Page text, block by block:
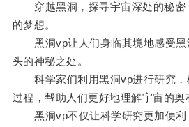
穿越黑洞，探寻宇宙深处的秘密
的梦想。
黑洞vp让人们身临其境地感受黑
头的神秘之处。
科学家们利用黑洞vp进行研究，
过程，帮助人们更好地理解宇宙的奥
黑洞vp不仅让科学研究更加便利